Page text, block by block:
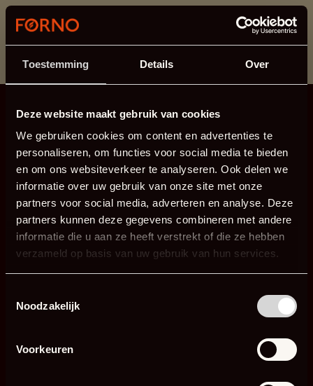
Toestemming Details Over
Deze website maakt gebruik van cookies
We gebruiken cookies om content en advertenties te
personaliseren, om functies voor social media te bieden
en om ons websiteverkeer te analyseren. Ook delen we
informatie over uw gebruik van onze site met onze
partners voor social media, adverteren en analyse. Deze
partners kunnen deze gegevens combineren met andere
informatie die u aan ze heeft verstrekt of die ze hebben
verzameld op basis van uw gebruik van hun services.
Noodzakelijk
Voorkeuren
Dit onderdeel is momenteel in onderhoud.
Als je informatie mist kun je ons bellen +31 413 274
168 of mailen
info@forno.eu.